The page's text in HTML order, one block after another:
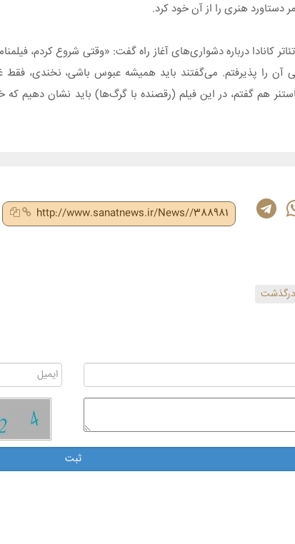
دستاورد هنری را از آن خود کرد.
در سال ۲۰۲۴ با موزه تئاتر کانادا درباره دشواری‌های آغاز راه گفت:
آن را پذیرفتم. می‌گفتند باید همیشه عبوس باشی، نخندی،
هم گفتم، در این فیلم (رقصنده با گرگ‌ها) باید نشان دهیم
http://www.sanatnews.ir/News//388981
درگذشت